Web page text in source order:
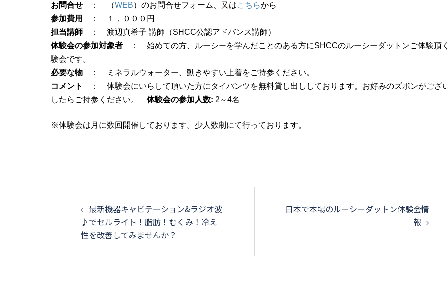
お問合せ ： （WEB）のお問合せフォーム、又はこちらから
参加費用
： １，０００円
担当講師 ： 渡辺真希子 講師（SHCC公認アドバンス講師）
体験会の参加対象者 ： 始めての方、ルーシーを学んだことのある方にSHCCのルーシーダットンご体験頂
験会です。
必要な物 ： ミネラルウォーター、動きやすい上着をご持参ください。
コメント
： 体験会にいらして頂いた方にタイパンツを無料貸し出ししております。お好みのズボンがござ
したらご持参ください。 体験会の参加人数: 2～4名
※体験会は月に数回開催しております。少人数制にて行っております。
最新機器キャビテーション&ラジオ波
♪でセルライト！脂肪！むくみ！冷え
性を改善してみませんか？
日本で本場のルーシーダットン体験会情
報